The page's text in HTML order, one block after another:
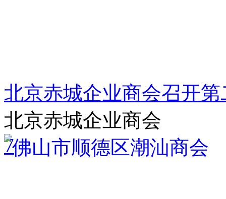
北京赤城企业商会召开
北京赤城企业商会
7